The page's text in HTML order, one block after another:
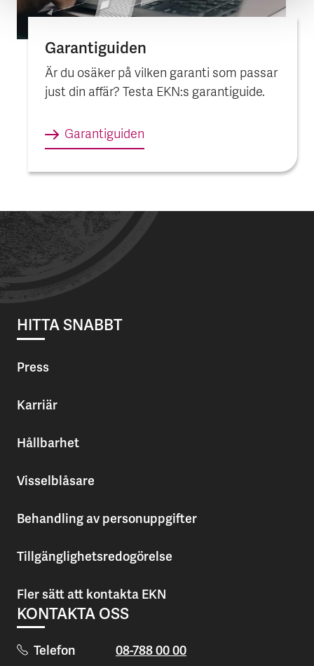
Garantiguiden
Är du osäker på vilken garanti som passar
just din affär? Testa EKN:s garantiguide.
Garantiguiden
HITTA SNABBT
Press
Karriär
Hållbarhet
Visselblåsare
Behandling av personuppgifter
Tillgänglighetsredogörelse
Fler sätt att kontakta EKN
KONTAKTA OSS
Telefon 08-788 00 00